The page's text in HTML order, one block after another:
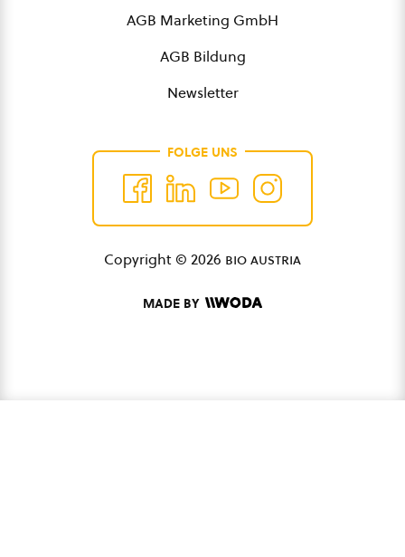
AGB Marketing GmbH
AGB Bildung
Newsletter
FOLGE UNS
Copyright © 2026 bio austria
MADE BY